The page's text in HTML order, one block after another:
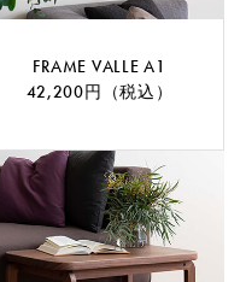
FRAME VALLE A1
42,200円（税込）